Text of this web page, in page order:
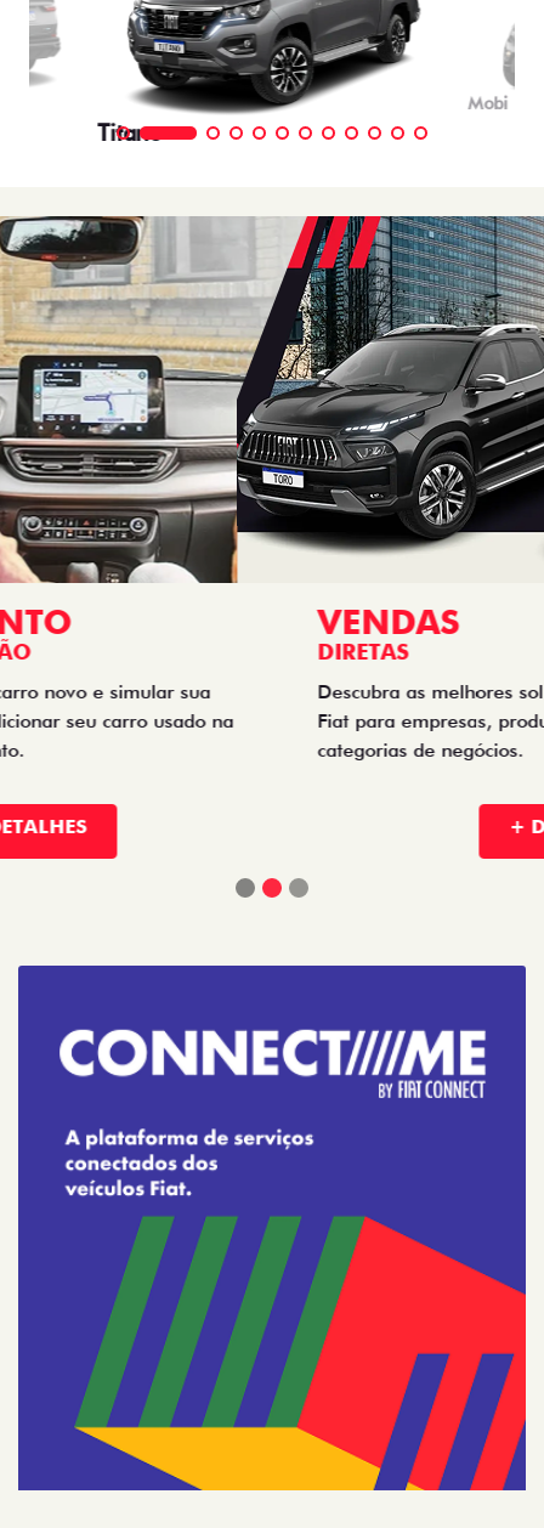
Titano
Mobi
VENDAS
DIRETAS
Descubra as melhores soluções e descontos em um novo
Fiat para empresas, produtores rurais, taxistas e outras
categorias de negócios.